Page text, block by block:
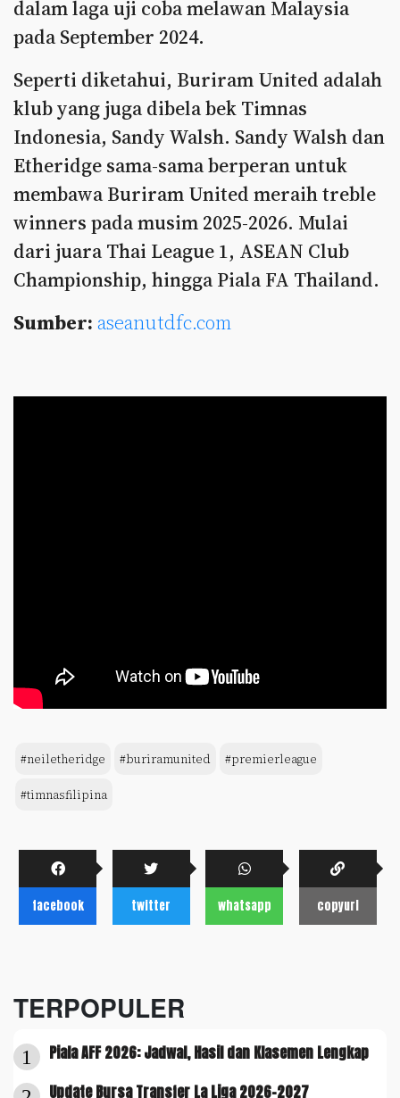
dalam laga uji coba melawan Malaysia
pada September 2024.
Seperti diketahui, Buriram United adalah
klub yang juga dibela bek Timnas
Indonesia, Sandy Walsh. Sandy Walsh dan
Etheridge sama-sama berperan untuk
membawa Buriram United meraih treble
winners pada musim 2025-2026. Mulai
dari juara Thai League 1, ASEAN Club
Championship, hingga Piala FA Thailand.
Sumber: aseanutdfc.com
#neiletheridge #buriramunited #premierleague
#timnasfilipina
facebook twitter whatsapp copyurl
TERPOPULER
1 Piala AFF 2026: Jadwal, Hasil dan Klasemen Lengkap
Update Bursa Transfer La Liga 2026-2027